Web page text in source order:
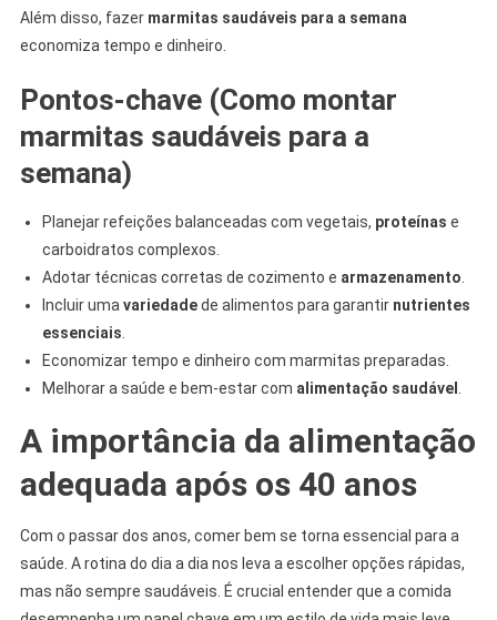
Além disso, fazer marmitas saudáveis para a semana
economiza tempo e dinheiro.
Pontos-chave (Como montar
marmitas saudáveis para a
semana)
Planejar refeições balanceadas com vegetais, proteínas e
carboidratos complexos.
Adotar técnicas corretas de cozimento e armazenamento.
Incluir umavariedadede alimentos para garantir nutrientes
essenciais.
Economizar tempo e dinheiro com marmitas preparadas.
Melhorar a saúde e bem-estar com alimentação saudável .
A importância da alimentação
adequada após os 40 anos
Com o passar dos anos, comer bem se torna essencial para a
saúde. A rotina do dia a dia nos leva a escolher opções rápidas,
mas não sempre saudáveis. É crucial entender que a comida